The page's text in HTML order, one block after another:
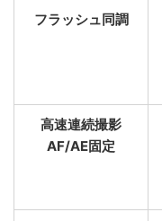
フラッシュ同調
高速連続撮影
AF/AE固定